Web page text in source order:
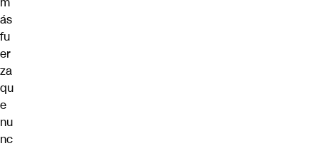
ás
fu
er
za
qu
e
nu
nc